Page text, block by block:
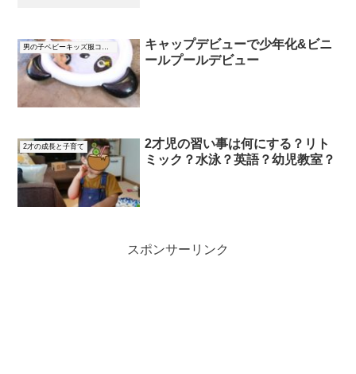
キャップデビューで少年化&ビニ
ールプールデビュー
2才の成長と子育て
2才児の習い事は何にする？リト
ミック？水泳？英語？幼児教室？
スポンサーリンク